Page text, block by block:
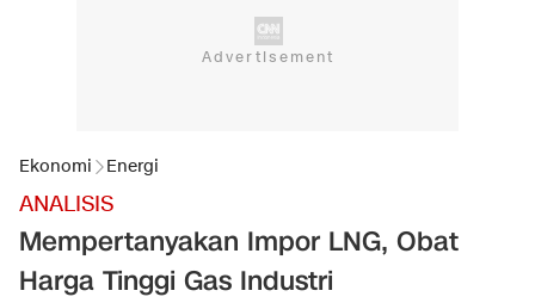
Ekonomi Energi
ANALISIS
Mempertanyakan Impor LNG, Obat
Harga Tinggi Gas Industri